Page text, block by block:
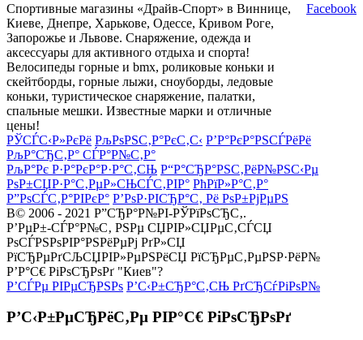
Спортивные магазины «Драйв-Спорт» в Виннице,
Киеве, Днепре, Харькове, Одессе, Кривом Роге,
Запорожье и Львове. Снаряжение, одежда и
аксессуары для активного отдыха и спорта!
Велосипеды горные и bmx, роликовые коньки и
скейтборды, горные лыжи, сноуборды, ледовые
коньки, туристическое снаряжение, палатки,
спальные мешки. Известные марки и отличные
цены!
Facebook
РЎСЃС‹Р»РєРё РљРѕРЅС‚Р°РєС‚С‹ Р’Р°РєР°РЅСЃРёРё
РљР°СЂС‚Р° СЃР°Р№С‚Р°
РљР°Рє Р·Р°РєР°Р·Р°С‚СЊ Р“Р°СЂР°РЅС‚РёР№РЅС‹Рµ
РѕР±СЏР·Р°С‚РµР»СЊСЃС‚РІР° РћРїР»Р°С‚Р°
Р”РѕСЃС‚Р°РІРєР° Р’РѕР·РІСЂР°С‚ Рё РѕР±РјРµРЅ
В© 2006 - 2021 Р”СЂР°Р№РІ-РЎРїРѕСЂС‚.
Р’РµР±-СЃР°Р№С‚ РЅРµ СЏРІР»СЏРµС‚СЃСЏ
РѕСЃРЅРѕРІР°РЅРёРµРј РґР»СЏ
РїСЂРµРґСЉСЏРІР»РµРЅРёСЏ РїСЂРµС‚РµРЅР·РёР№
Р’Р°С€ РіРѕСЂРѕРґ "Киев"?
Р’СЃРµ РІРµСЂРЅРѕ Р’С‹Р±СЂР°С‚СЊ РґСЂСѓРіРѕР№
Р’С‹Р±РµСЂРёС‚Рµ РІР°С€ РіРѕСЂРѕРґ